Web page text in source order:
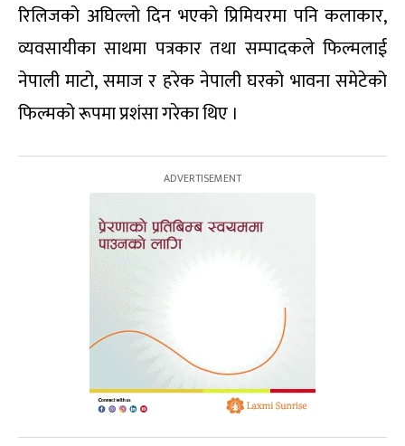
रिलिजको अघिल्लो दिन भएको प्रिमियरमा पनि कलाकार,
व्यवसायीका साथमा पत्रकार तथा सम्पादकले फिल्मलाई
नेपाली माटो, समाज र हरेक नेपाली घरको भावना समेटेको
फिल्मको रूपमा प्रशंसा गरेका थिए ।